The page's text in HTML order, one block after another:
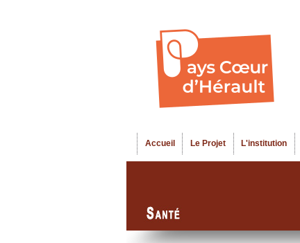
Menu principal
Accueil Le Projet L'institution